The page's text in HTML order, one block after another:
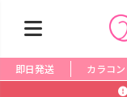
即日発送 カラコン